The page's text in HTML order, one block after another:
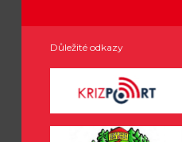
Důležité odkazy